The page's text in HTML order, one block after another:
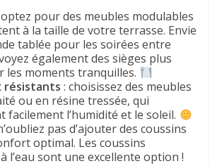
pour des meubles modulables
à la taille de votre terrasse. Envie
tablée pour les soirées entre
également des sièges plus
les moments tranquilles.
résistants : choisissez des meubles
ou en résine tressée, qui
facilement l’humidité et le soleil.
pas d’ajouter des coussins
optimal. Les coussins
l’eau sont une excellente option !